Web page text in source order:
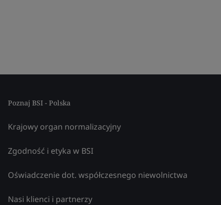
Poznaj BSI - Polska
Krajowy organ normalizacyjny
Zgodność i etyka w BSI
Oświadczenie dot. współczesnego niewolnictwa
Nasi klienci i partnerzy